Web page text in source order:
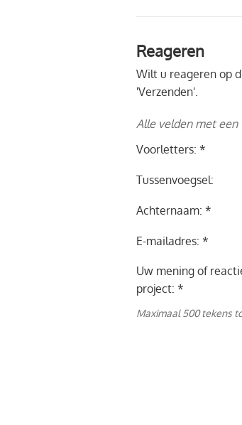
Reageren
Wilt u reageren op
'Verzenden'.
Alle velden met
Voorletters: *
Tussenvoegsel:
Achternaam: *
E-mailadres: *
Uw mening of
project: *
Maximaal 500 tekens